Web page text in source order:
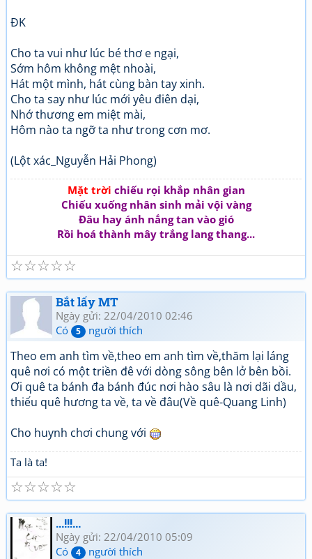
ĐK
Cho ta vui như lúc bé thơ e ngại,
Sớm hôm không mệt nhoài,
Hát một mình, hát cùng bàn tay xinh.
Cho ta say như lúc mới yêu điên dại,
Nhớ thương em miệt mài,
Hôm nào ta ngỡ ta như trong cơn mơ.
(Lột xác_Nguyễn Hải Phong)
Mặt trời chiếu rọi khắp nhân gian
Chiếu xuống nhân sinh mải vội vàng
Đâu hay ánh nắng tan vào gió
Rồi hoá thành mây trắng lang thang...
☆
☆
☆
☆
☆
Bắt lấy MT
Ngày gửi: 22/04/2010 02:46
Có
5 người thích
Theo em anh tìm về,theo em anh tìm về,thăm lại láng
quê nơi có một triền đê với dòng sông bên lở bên bồi.
Ơi quê ta bánh đa bánh đúc nơi hào sâu là nơi dãi dầu,
thiếu quê hương ta về, ta về đâu(Về quê-Quang Linh)
Cho huynh chơi chung với
Ta là ta!
☆
☆
☆
☆
☆
...!!!...
Ngày gửi: 22/04/2010 05:09
Có
4 người thích